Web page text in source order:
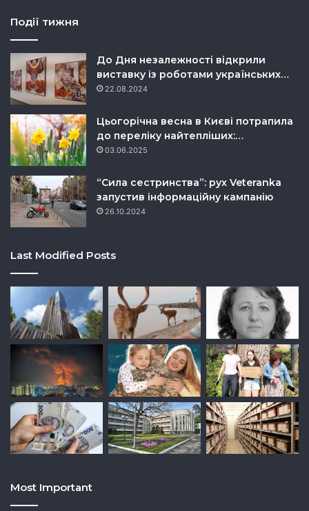
Події тижня
До Дня незалежності відкрили
виставку із роботами українських…
22.08.2024
Цьогорічна весна в Києві потрапила
до переліку найтепліших:…
03.06.2025
“Сила сестринства”: рух Veteranka
запустив інформаційну кампанію
26.10.2024
Last Modified Posts
Most Important